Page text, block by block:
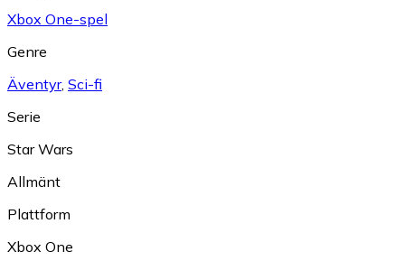
Xbox One-spel
Genre
Äventyr, Sci-fi
Serie
Star Wars
Allmänt
Plattform
Xbox One